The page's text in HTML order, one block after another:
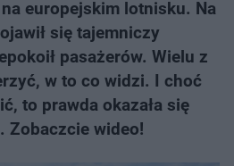
europejskim lotnisku. Na
się tajemniczy
pasażerów. Wielu z
w to co widzi. I choć
to prawda okazała się
Zobaczcie wideo!